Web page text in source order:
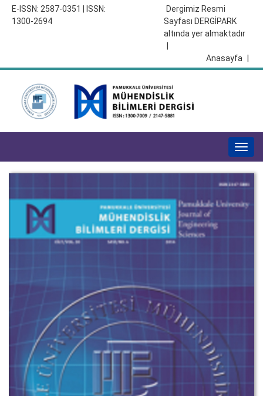
E-ISSN: 2587-0351 | ISSN:
1300-2694
Dergimiz Resmi
Sayfası DERGİPARK
altında yer almaktadır
Anasayfa